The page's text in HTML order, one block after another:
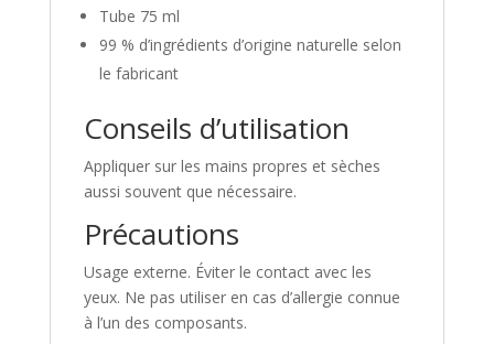
Tube 75 ml
99 % d’ingrédients d’origine naturelle selon
le fabricant
Conseils d’utilisation
Appliquer sur les mains propres et sèches
aussi souvent que nécessaire.
Précautions
Usage externe. Éviter le contact avec les
yeux. Ne pas utiliser en cas d’allergie connue
à l’un des composants.